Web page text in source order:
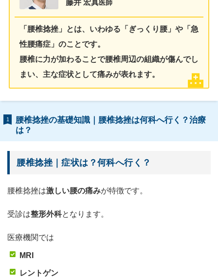
藤井 宏真医師
「腰椎捻挫」とは、いわゆる「ぎっくり腰」や「急
性腰痛症」のことです。
腰椎に力が加わることで腰椎周辺の組織が傷んでし
まい、主な症状として痛みが表れます。
1
腰椎捻挫の基礎知識｜腰椎捻挫は何科へ行く？治療
は？
腰椎捻挫｜症状は？何科へ行く？
腰椎捻挫は激しい腰の痛みが特徴です。
受診は整形外科となります。
医療機関では
MRI
レントゲン